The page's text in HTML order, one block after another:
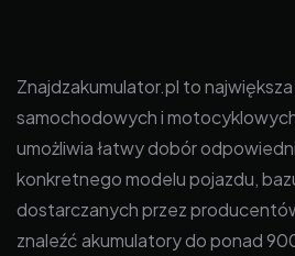
Znajdzakumulator.pl to
samochodowych i
umożliwia łatwy dobór
konkretnego modelu pojazdu,
dostarczanych przez
znaleźć akumulatory do ponad